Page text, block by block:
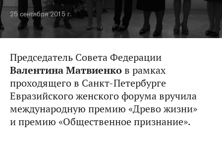
25 сентября 2015 г.
Председатель Совета Федерации
Валентина Матвиенков рамках
проходящего в Санкт-Петербурге
Евразийского женского форума вручила
международную премию «Древо жизни»
и премию «Общественное признание».